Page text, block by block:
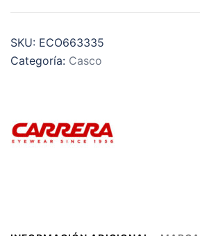
cantidad
SKU: ECO663335
Categoría: Casco